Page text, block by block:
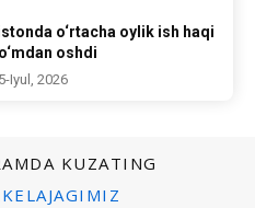
o‘rtacha oylik ish haqi
oshdi
Iyul, 2026
KUZATING